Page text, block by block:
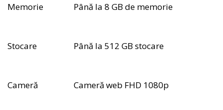
Memorie Până la 8 GB de memorie
Stocare Până la 512 GB stocare
Cameră Cameră web FHD 1080p